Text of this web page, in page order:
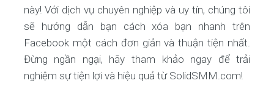
này! Với dịch vụ chuyên nghiệp và uy tín, chúng tôi
sẽ hướng dẫn bạn cách xóa bạn nhanh trên
Facebook một cách đơn giản và thuận tiện nhất.
Đừng ngần ngại, hãy tham khảo ngay để trải
nghiệm sự tiện lợi và hiệu quả từ SolidSMM.com!